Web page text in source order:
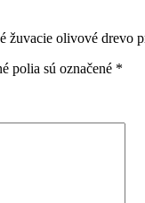
žuvacie olivové drevo
polia sú označené *